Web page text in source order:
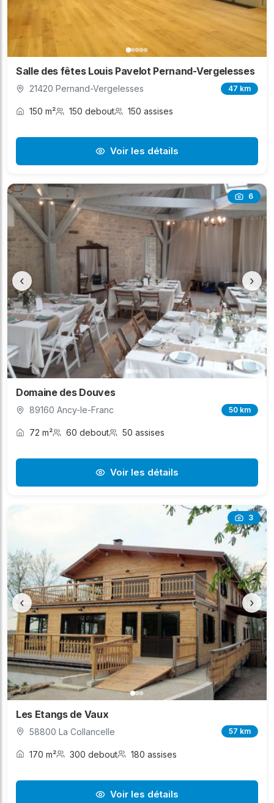
Salle des fêtes Louis Pavelot Pernand-Vergelesses
21420 Pernand-Vergelesses 47 km
150 m² 150 debout 150 assises
Voir les détails
6
‹ ›
Domaine des Douves
89160 Ancy-le-Franc 50 km
72 m² 60 debout 50 assises
Voir les détails
3
‹ ›
Les Etangs de Vaux
58800 La Collancelle 57 km
170 m² 300 debout 180 assises
Voir les détails